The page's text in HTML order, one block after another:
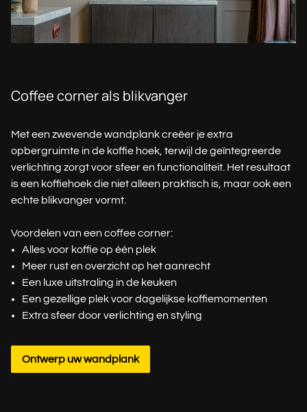
Coffee corner als blikvanger
Met een zwevende wandplank creëer je extra
opbergruimte in de koffie hoek, terwijl de geïntegreerde
verlichting zorgt voor sfeer en functionaliteit. Het resultaat
is een koffiehoek die niet alleen praktisch is, maar ook een
echte blikvanger vormt.
Voordelen van een coffee corner:
Alles voor koffie op één plek
Meer rust en overzicht op het aanrecht
Een luxe uitstraling in de keuken
Een gezellige plek voor dagelijkse koffiemomenten
Extra sfeer door verlichting en styling
Ontwerp uw wandplank